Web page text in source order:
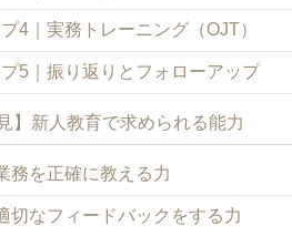
4｜実務トレーニング（OJT）
5｜振り返りとフォローアップ
】新人教育で求められる能力
務を正確に教える力
切なフィードバックをする力